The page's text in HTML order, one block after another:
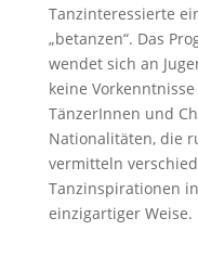
Tanzinteressierte
„betanzen“. Das
wendet sich an
keine
TänzerInnen und
Nationalitäten, die
vermitteln
Tanzinspirationen
einzigartiger Weise.